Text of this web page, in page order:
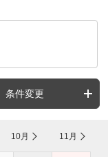
条件変更
10月 11月